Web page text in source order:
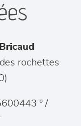
rochettes
)
° /